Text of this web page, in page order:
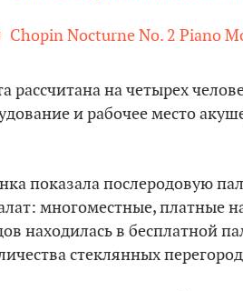
Chopin Nocturne No. 2 Piano
рассчитана на четырех
и рабочее место
показала послеродовую
многоместные, платные
находилась в бесплатной
стеклянных